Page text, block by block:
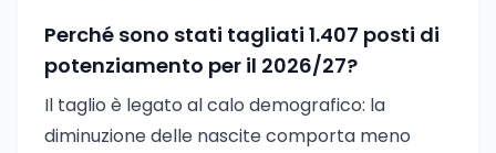
Perché sono stati tagliati 1.407 posti di
potenziamento per il 2026/27?
Il taglio è legato al calo demografico: la
diminuzione delle nascite comporta meno